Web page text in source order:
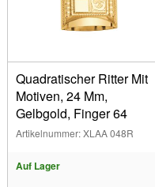
Quadratischer Ritter Mit
Motiven, 24 Mm,
Gelbgold, Finger 64
Artikelnummer: XLAA 048R
Auf Lager